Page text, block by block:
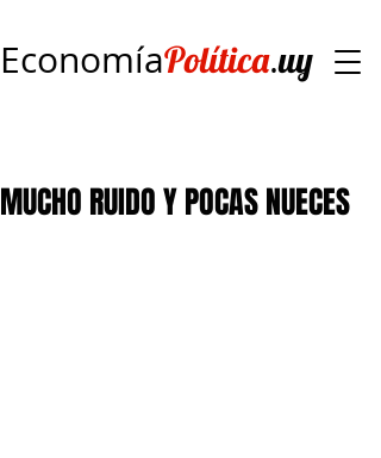
EconomíaPolítica.uy
MUCHO RUIDO Y POCAS NUECES